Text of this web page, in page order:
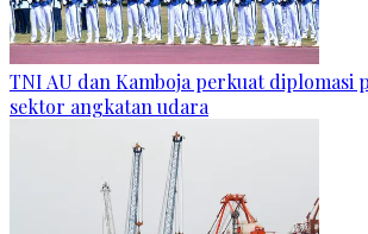
TNI AU dan Kamboja perkuat diplomasi
sektor angkatan udara